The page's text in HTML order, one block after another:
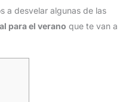
a desvelar algunas de las
para el verano que te van a